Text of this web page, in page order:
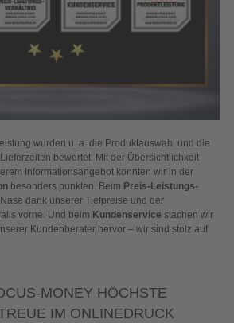
wurden u. a. die Produktauswahl und die
bewertet. Mit der Übersichtlichkeit
Informationsangebot konnten wir in der
besonders punkten. Beim Preis-Leistungs-
dank unserer Tiefpreise und der
vorne. Und beim Kundenservice stachen wir
Kundenberater hervor – wir sind stolz auf
MONEY HÖCHSTE
IM ONLINEDRUCK